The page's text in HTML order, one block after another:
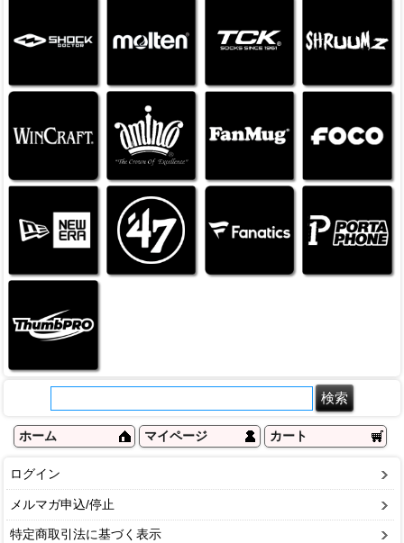
ホーム マイページ カート
ログイン
メルマガ申込/停止
特定商取引法に基づく表示